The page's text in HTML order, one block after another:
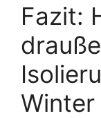
Fazit:
Winter